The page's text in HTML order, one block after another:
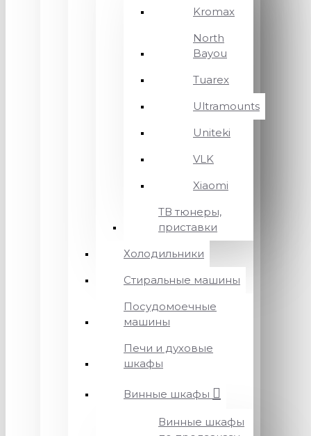
Kromax
North
Bayou
Tuarex
Ultramounts
Uniteki
VLK
Xiaomi
ТВ тюнеры,
приставки
Холодильники
Стиральные машины
Посудомоечные
машины
Печи и духовые
шкафы
Винные шкафы
Винные шкафы